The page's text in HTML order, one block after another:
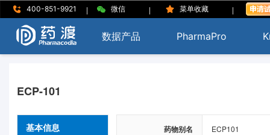
400-851-9921 | 微信 | 菜单收藏 |
数据产品 PharmaPro
ECP-101
基本信息 药物别名 ECP101